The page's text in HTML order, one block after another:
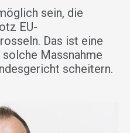
sein, die
EU-
Das ist eine
Massnahme
scheitern.